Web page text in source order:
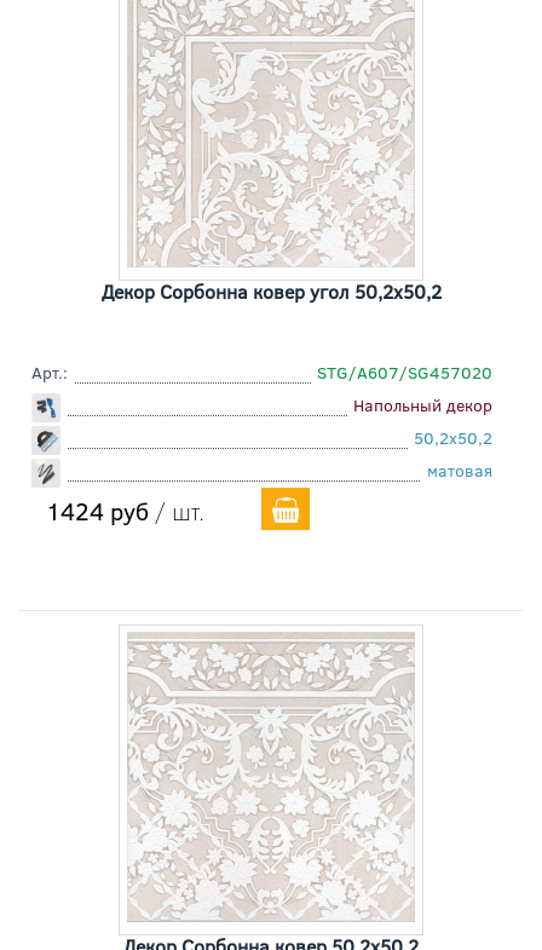
Декор Сорбонна ковер угол 50,2x50,2
Арт.:
STG/A607/SG457020
Напольный декор
50,2x50,2
матовая
1424 руб / шт.